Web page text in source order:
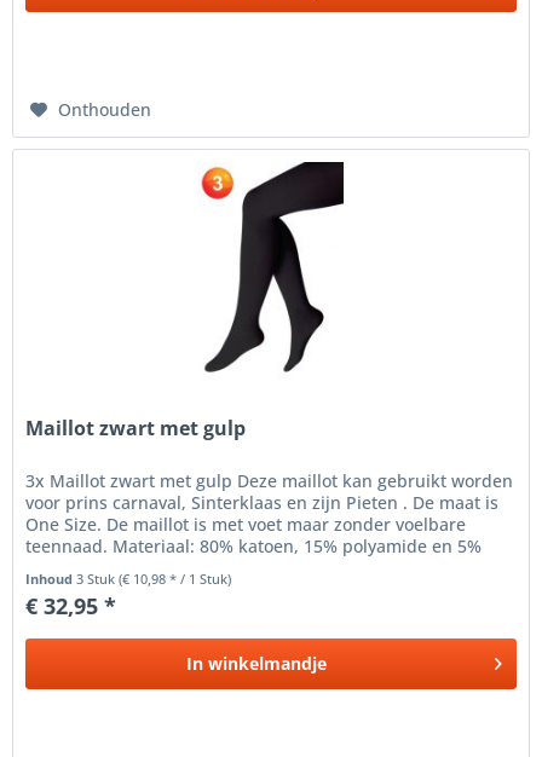
Onthouden
Maillot zwart met gulp
3x Maillot zwart met gulp Deze maillot kan gebruikt worden
voor prins carnaval, Sinterklaas en zijn Pieten . De maat is
One Size. De maillot is met voet maar zonder voelbare
teennaad. Materiaal: 80% katoen, 15% polyamide en 5%
Inhoud3 Stuk(€ 10,98 * / 1 Stuk)
€ 32,95 *
In winkelmandje